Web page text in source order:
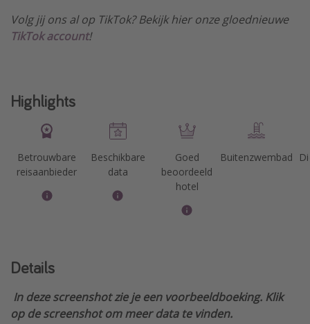
Volg jij ons al op TikTok? Bekijk hier onze gloednieuwe
TikTok account!
Highlights
Betrouwbare
reisaanbieder
Beschikbare
data
Goed
beoordeeld
hotel
Buitenzwembad
Details
In deze screenshot zie je een voorbeeldboeking. Klik
op de screenshot om meer data te vinden.